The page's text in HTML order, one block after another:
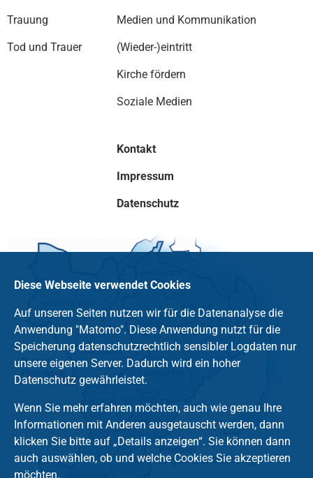
Trauung
Tod und Trauer
Medien und Kommunikation
(Wieder-)eintritt
Kirche fördern
Soziale Medien
Kontakt
Impressum
Datenschutz
Diese Webseite verwendet Cookies
Auf unseren Seiten nutzen wir für die Datenanalyse die
Anwendung "Matomo". Diese Anwendung nutzt für die
Speicherung datenschutzrechtlich sensibler Logdaten nur
unsere eigenen Server. Dadurch wird ein hoher
Datenschutz gewährleistet.
Wenn Sie mehr erfahren möchten, auch wie genau Ihre
Informationen mit Anderen ausgetauscht werden, dann
klicken Sie bitte auf „Details anzeigen“. Sie können dann
auch auswählen, ob und welche Cookies Sie akzeptieren
möchten.